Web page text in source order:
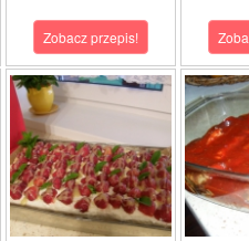
Zobacz przepis!